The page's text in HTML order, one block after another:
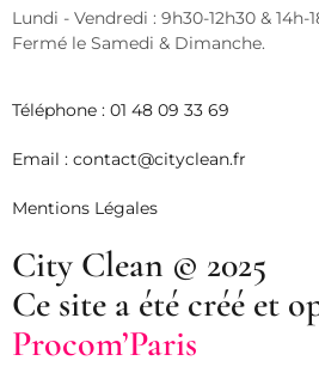
Lundi - Vendredi : 9h30-12h30 & 14h-
Fermé le Samedi & Dimanche.
Téléphone : 01 48 09 33 69
Email : contact@cityclean.fr
Mentions Légales
City Clean © 2025
Ce site a été créé et
Procom’Paris